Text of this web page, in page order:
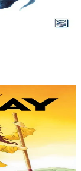
hep netra vev
o klask bevañ